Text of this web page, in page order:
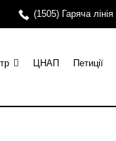
(1505) Гаряча лінія
ЦНАП Петиції